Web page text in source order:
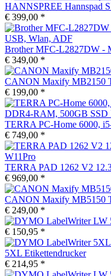
HANNSPREE Hannspad
€ 399,00 *
Brother MFC-L2827DW -
€ 349,00 *
CANON Maxify MB2150
€ 199,00 *
TERRA PC-Home 6000,
€ 749,00 *
TERRA PAD 1262 V2
€ 969,00 *
CANON Maxify MB5150
€ 249,00 *
€ 150,95 *
5XL Etikettendrucker
€ 214,95 *